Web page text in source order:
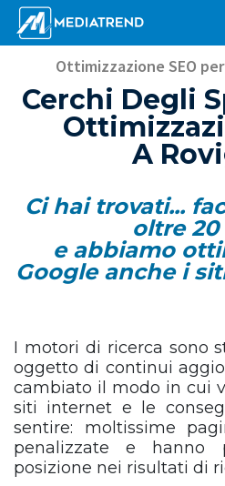
Ottimizzazione SEO
Cerchi Degli
A
Ci hai trovati...
oltre
e abbiamo
Google anche i
I motori di ricerca sono
oggetto di continui
cambiato il modo in cui
siti internet e le
sentire: moltissime
penalizzate e hanno
posizione nei risultati di